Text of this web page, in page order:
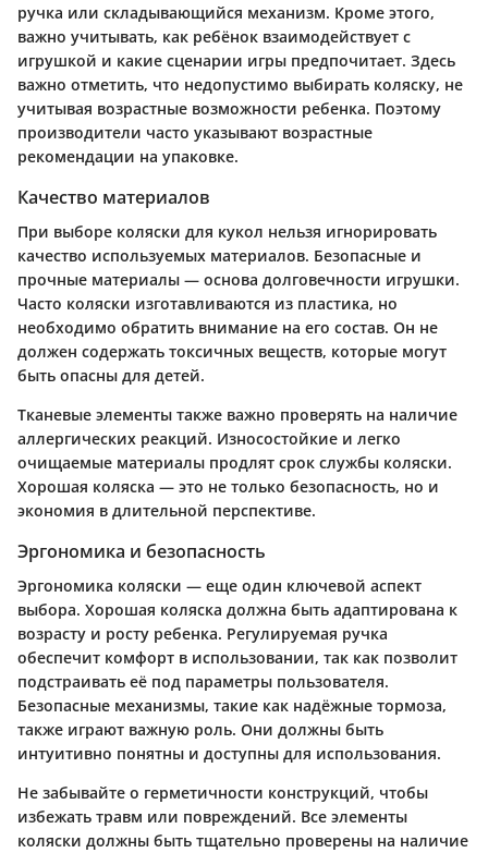
ручка или складывающийся механизм. Кроме этого,
важно учитывать, как ребёнок взаимодействует с
игрушкой и какие сценарии игры предпочитает. Здесь
важно отметить, что недопустимо выбирать коляску, не
учитывая возрастные возможности ребенка. Поэтому
производители часто указывают возрастные
рекомендации на упаковке.
Качество материалов
При выборе коляски для кукол нельзя игнорировать
качество используемых материалов. Безопасные и
прочные материалы — основа долговечности игрушки.
Часто коляски изготавливаются из пластика, но
необходимо обратить внимание на его состав. Он не
должен содержать токсичных веществ, которые могут
быть опасны для детей.
Тканевые элементы также важно проверять на наличие
аллергических реакций. Износостойкие и легко
очищаемые материалы продлят срок службы коляски.
Хорошая коляска — это не только безопасность, но и
экономия в длительной перспективе.
Эргономика и безопасность
Эргономика коляски — еще один ключевой аспект
выбора. Хорошая коляска должна быть адаптирована к
возрасту и росту ребенка. Регулируемая ручка
обеспечит комфорт в использовании, так как позволит
подстраивать её под параметры пользователя.
Безопасные механизмы, такие как надёжные тормоза,
также играют важную роль. Они должны быть
интуитивно понятны и доступны для использования.
Не забывайте о герметичности конструкций, чтобы
избежать травм или повреждений. Все элементы
коляски должны быть тщательно проверены на наличие